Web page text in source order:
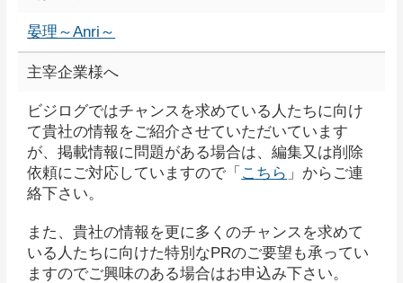
晏理～Anri～
主宰企業様へ
ビジログではチャンスを求めている人たちに向け
て貴社の情報をご紹介させていただいています
が、掲載情報に問題がある場合は、編集又は削除
依頼にご対応していますので「 こちら 」からご連
絡下さい。
また、貴社の情報を更に多くのチャンスを求めて
いる人たちに向けた特別なPRのご要望も承ってい
ますのでご興味のある場合はお申込み下さい。